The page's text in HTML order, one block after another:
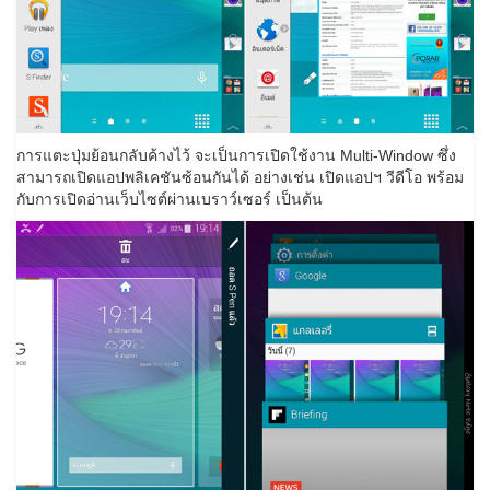
การแตะปุ่มย้อนกลับค้างไว้ จะเป็นการเปิดใช้งาน Multi-Window ซึ่ง
สามารถเปิดแอปพลิเคชันซ้อนกันได้ อย่างเช่น เปิดแอปฯ วีดีโอ พร้อม
กับการเปิดอ่านเว็บไซต์ผ่านเบราว์เซอร์ เป็นต้น